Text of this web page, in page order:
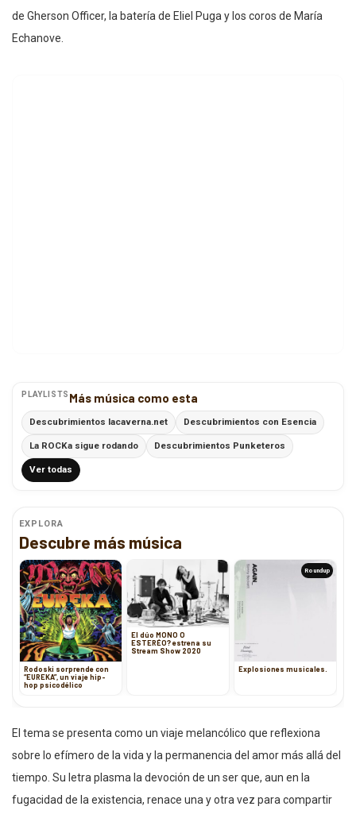
de Gherson Officer, la batería de Eliel Puga y los coros de María
Echanove.
PLAYLISTS Más música como esta
Descubrimientos lacaverna.net Descubrimientos con Esencia
La ROCKa sigue rodando Descubrimientos Punketeros
Ver todas
EXPLORA
Descubre más música
Rodoski sorprende con
“EUREKA”, un viaje hip-
hop psicodélico
El dúo MONO O
ESTERÉO? estrena su
Stream Show 2020
Roundup
Explosiones musicales.
El tema se presenta como un viaje melancólico que reflexiona
sobre lo efímero de la vida y la permanencia del amor más allá del
tiempo. Su letra plasma la devoción de un ser que, aun en la
fugacidad de la existencia, renace una y otra vez para compartir